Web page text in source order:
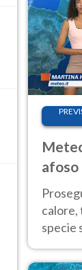
afoso
calore,
specie
aree